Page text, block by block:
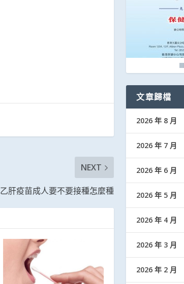
NEXT
乙肝疫苗成人要不要接種怎麼種
文章歸檔
2026 年 8 月
2026 年 7 月
2026 年 6 月
2026 年 5 月
2026 年 4 月
2026 年 3 月
2026 年 2 月